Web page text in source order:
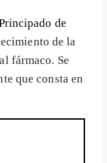
de
de la
fármaco. Se
que consta en